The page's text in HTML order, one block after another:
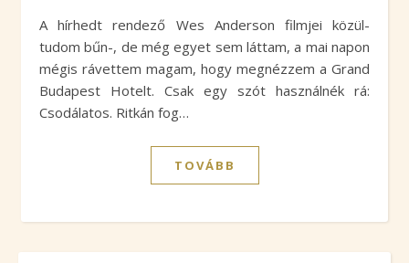
A hírhedt rendező Wes Anderson filmjei közül-
tudom bűn-, de még egyet sem láttam, a mai napon
mégis rávettem magam, hogy megnézzem a Grand
Budapest Hotelt. Csak egy szót használnék rá:
Csodálatos. Ritkán fog…
TOVÁBB